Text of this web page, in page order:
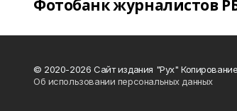
Фотобанк журналистов
© 2020-2026 Сайт издания "Рух"
Об использовании персональных данных